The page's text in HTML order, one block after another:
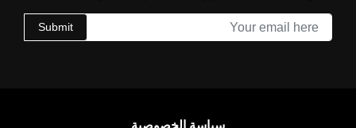
Submit